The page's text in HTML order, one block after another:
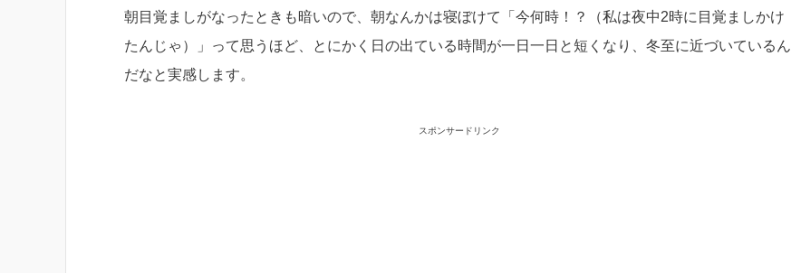
朝目覚ましがなったときも暗いので、朝なんかは寝ぼけて「今何時！？（私は夜中2時に目覚ましかけ
たんじゃ）」って思うほど、とにかく日の出ている時間が一日一日と短くなり、冬至に近づいているん
だなと実感します。
スポンサードリンク